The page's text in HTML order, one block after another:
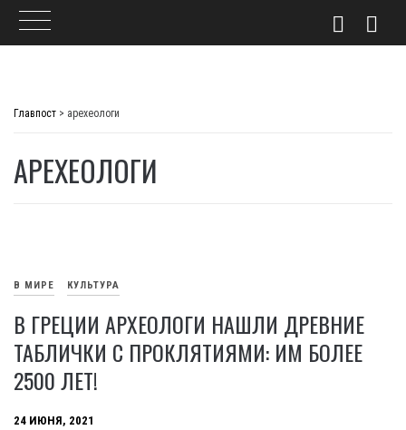
Главпост > арехеологи
АРЕХЕОЛОГИ
В МИРЕ КУЛЬТУРА
В ГРЕЦИИ АРХЕОЛОГИ НАШЛИ ДРЕВНИЕ
ТАБЛИЧКИ С ПРОКЛЯТИЯМИ: ИМ БОЛЕЕ
2500 ЛЕТ!
24 ИЮНЯ, 2021